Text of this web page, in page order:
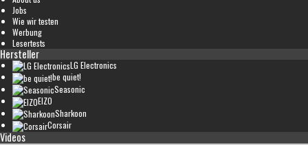
Jobs
Wie wir testen
Werbung
Lesertests
Hersteller
LG Electronics
be quiet!
Seasonic
EIZO
Sharkoon
Corsair
Videos